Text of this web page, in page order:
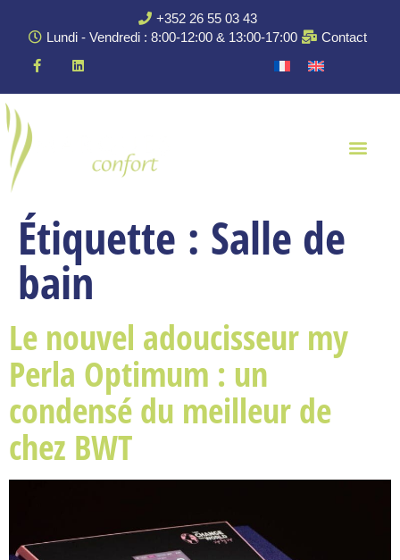
+352 26 55 03 43
Lundi - Vendredi : 8:00-12:00 & 13:00-17:00
Contact
Étiquette : Salle de
bain
Le nouvel adoucisseur my
Perla Optimum : un
condensé du meilleur de
chez BWT